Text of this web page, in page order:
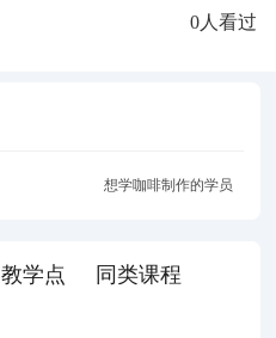
0 人看过
想学咖啡制作的学员
教学点 同类课程